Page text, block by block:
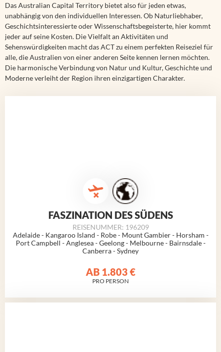
Das Australian Capital Territory bietet also für jeden etwas,
unabhängig von den individuellen Interessen. Ob Naturliebhaber,
Geschichtsinteressierte oder Wissenschaftsbegeisterte, hier kommt
jeder auf seine Kosten. Die Vielfalt an Aktivitäten und
Sehenswürdigkeiten macht das ACT zu einem perfekten Reiseziel für
alle, die Australien von einer anderen Seite kennen lernen möchten.
Die harmonische Verbindung von Natur und Kultur, Geschichte und
Moderne verleiht der Region ihren einzigartigen Charakter.
FASZINATION DES SÜDENS
REISENUMMER: 196209
Adelaide - Kangaroo Island - Robe - Mount Gambier - Horsham -
Port Campbell - Anglesea - Geelong - Melbourne - Bairnsdale -
Canberra - Sydney
AB 1.803 €
PRO PERSON